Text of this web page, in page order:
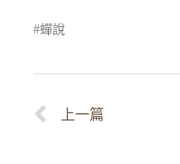
蟬說
上一篇